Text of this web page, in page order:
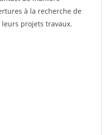
à la recherche de
projets travaux.